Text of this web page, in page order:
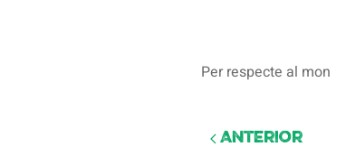
Per respecte al mon
Anterior